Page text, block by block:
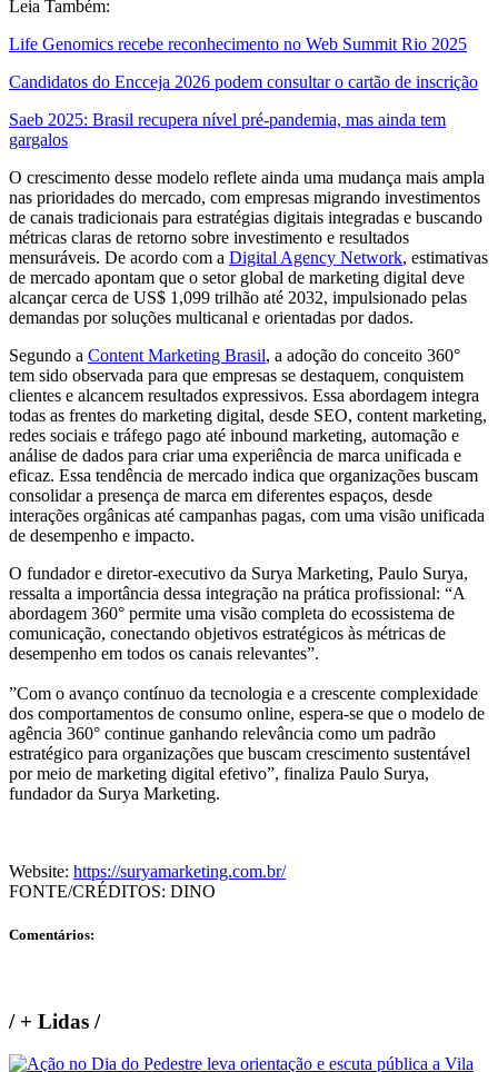
Leia Também:
Life Genomics recebe reconhecimento no Web Summit Rio 2025
Candidatos do Encceja 2026 podem consultar o cartão de inscrição
Saeb 2025: Brasil recupera nível pré-pandemia, mas ainda tem
gargalos
O crescimento desse modelo reflete ainda uma mudança mais ampla
nas prioridades do mercado, com empresas migrando investimentos
de canais tradicionais para estratégias digitais integradas e buscando
métricas claras de retorno sobre investimento e resultados
mensuráveis. De acordo com a Digital Agency Network, estimativas
de mercado apontam que o setor global de marketing digital deve
alcançar cerca de US$ 1,099 trilhão até 2032, impulsionado pelas
demandas por soluções multicanal e orientadas por dados.
Segundo a Content Marketing Brasil, a adoção do conceito 360°
tem sido observada para que empresas se destaquem, conquistem
clientes e alcancem resultados expressivos. Essa abordagem integra
todas as frentes do marketing digital, desde SEO, content marketing,
redes sociais e tráfego pago até inbound marketing, automação e
análise de dados para criar uma experiência de marca unificada e
eficaz. Essa tendência de mercado indica que organizações buscam
consolidar a presença de marca em diferentes espaços, desde
interações orgânicas até campanhas pagas, com uma visão unificada
de desempenho e impacto.
O fundador e diretor-executivo da Surya Marketing, Paulo Surya,
ressalta a importância dessa integração na prática profissional: “A
abordagem 360° permite uma visão completa do ecossistema de
comunicação, conectando objetivos estratégicos às métricas de
desempenho em todos os canais relevantes”.
”Com o avanço contínuo da tecnologia e a crescente complexidade
dos comportamentos de consumo online, espera-se que o modelo de
agência 360° continue ganhando relevância como um padrão
estratégico para organizações que buscam crescimento sustentável
por meio de marketing digital efetivo”, finaliza Paulo Surya,
fundador da Surya Marketing.
Website: https://suryamarketing.com.br/
FONTE/CRÉDITOS: DINO
Comentários:
/+ Lidas /